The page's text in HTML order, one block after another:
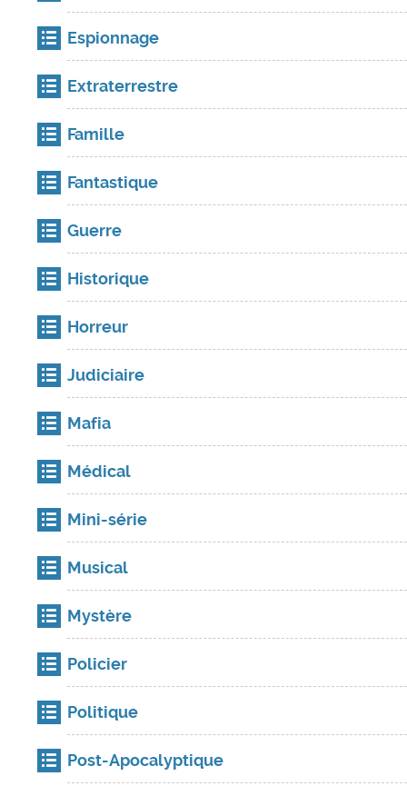
Espionnage
Extraterrestre
Famille
Fantastique
Guerre
Historique
Horreur
Judiciaire
Mafia
Médical
Mini-série
Musical
Mystère
Policier
Politique
Post-Apocalyptique